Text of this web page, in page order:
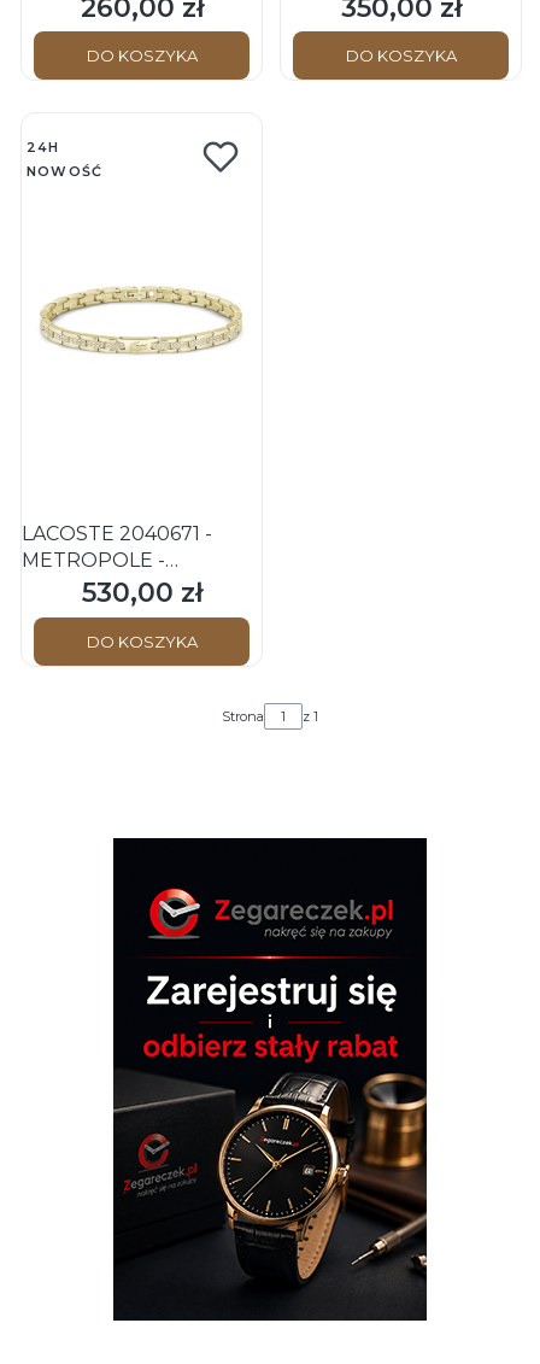
Cena
260,00 zł
DO KOSZYKA
Cena
350,00 zł
DO KOSZYKA
24H
NOWOŚĆ
LACOSTE 2040671 -
METROPOLE -
Bransoletka stalowa
Cena
530,00 zł
DO KOSZYKA
Strona z 1